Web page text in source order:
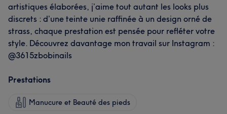
artistiques élaborées, j’aime tout autant les looks plus
discrets : d’une teinte unie raffinée à un design orné de
strass, chaque prestation est pensée pour refléter votre
style. Découvrez davantage mon travail sur Instagram :
@3615zbobinails
Prestations
Manucure et Beauté des pieds